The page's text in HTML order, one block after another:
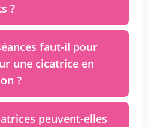
?
faut-il pour
une cicatrice en
?
peuvent-elles